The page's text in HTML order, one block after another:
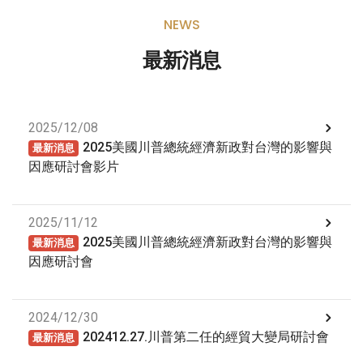
NEWS
最新消息
2025/12/08
最新消息
2025美國川普總統經濟新政對台灣的影響與
因應研討會影片
2025/11/12
最新消息
2025美國川普總統經濟新政對台灣的影響與
因應研討會
2024/12/30
最新消息 202412.27.川普第二任的經貿大變局研討會